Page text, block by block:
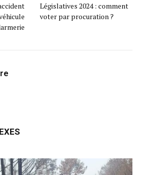
Législatives 2024 : comment
voter par procuration ?